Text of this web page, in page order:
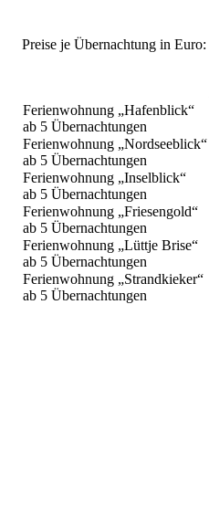
Preise je Übernachtung in Euro:
Ferienwohnung „Hafenblick“
ab 5 Übernachtungen
Ferienwohnung „Nordseeblick“
ab 5 Übernachtungen
Ferienwohnung „Inselblick“
ab 5 Übernachtungen
Ferienwohnung „Friesengold“
ab 5 Übernachtungen
Ferienwohnung „Lüttje Brise“
ab 5 Übernachtungen
Ferienwohnung „Strandkieker“
ab 5 Übernachtungen